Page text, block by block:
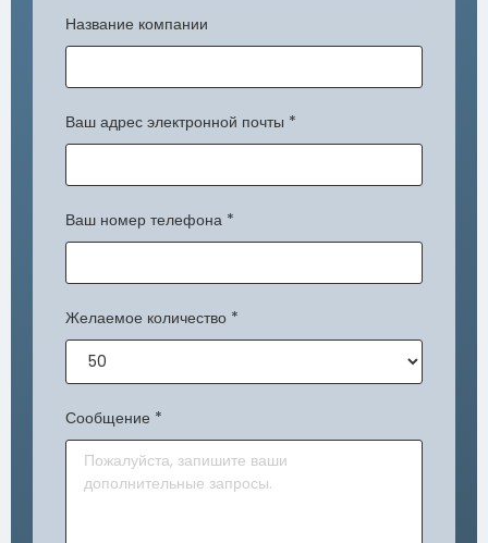
Название компании
Ваш адрес электронной почты *
Ваш номер телефона *
Желаемое количество *
Сообщение *